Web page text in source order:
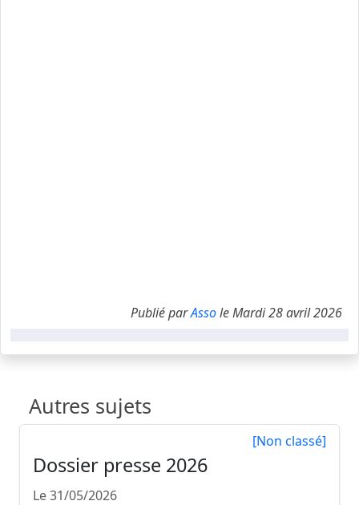
Publié parAssole Mardi 28 avril 2026
Autres sujets
[Non classé]
Dossier presse 2026
Le 31/05/2026